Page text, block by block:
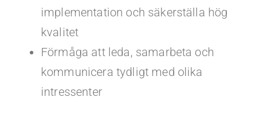
implementation och säkerställa hög
kvalitet
Förmåga att leda, samarbeta och
kommunicera tydligt med olika
intressenter